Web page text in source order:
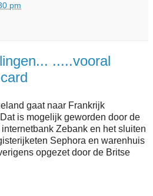
pm
.....vooral
gaat naar Frankrijk
is mogelijk geworden door de
Zebank en het sluiten
Sephora en warenhuis
opgezet door de Britse